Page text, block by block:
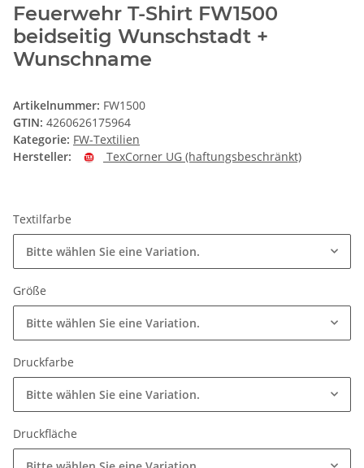
Feuerwehr T-Shirt FW1500
beidseitig Wunschstadt +
Wunschname
Artikelnummer: FW1500
GTIN: 4260626175964
Kategorie: FW-Textilien
Hersteller:
TexCorner UG (haftungsbeschränkt)
Textilfarbe
Bitte wählen Sie eine Variation.
Größe
Bitte wählen Sie eine Variation.
Druckfarbe
Bitte wählen Sie eine Variation.
Druckfläche